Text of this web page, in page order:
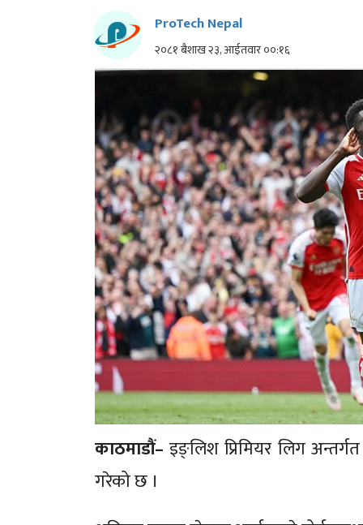
ProTech Nepal
२०८१ बैशाख २३, आईतवार ००:१६
काठमाडौं– इङ्लिश प्रिमियर लिग
गरेको छ ।